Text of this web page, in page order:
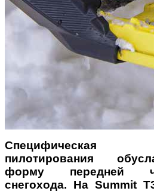
пилотирования
форму передней
снегохода. На Summit